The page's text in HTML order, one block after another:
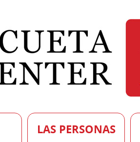
LAS PERSONAS